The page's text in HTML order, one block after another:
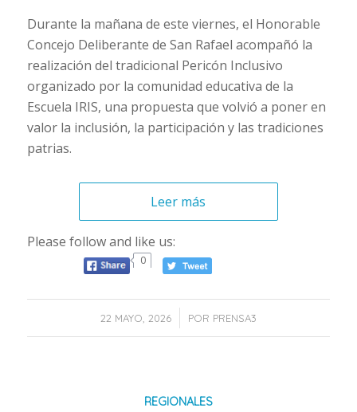
Durante la mañana de este viernes, el Honorable
Concejo Deliberante de San Rafael acompañó la
realización del tradicional Pericón Inclusivo
organizado por la comunidad educativa de la
Escuela IRIS, una propuesta que volvió a poner en
valor la inclusión, la participación y las tradiciones
patrias.
Leer más
Please follow and like us:
0
22 MAYO, 2026
/ POR PRENSA3
REGIONALES